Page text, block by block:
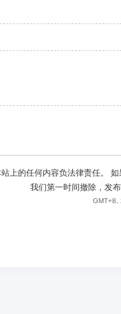
上的任何内容负法律责任。
我们第一时间撤除，发
GMT+8,